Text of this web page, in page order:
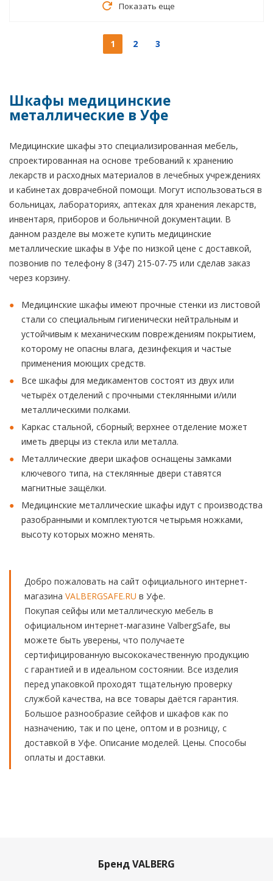
Показать еще
1 2 3
Шкафы медицинские
металлические в Уфе
Медицинские шкафы это специализированная мебель,
спроектированная на основе требований к хранению
лекарств и расходных материалов в лечебных учреждениях
и кабинетах доврачебной помощи. Могут использоваться в
больницах, лабораториях, аптеках для хранения лекарств,
инвентаря, приборов и больничной документации. В
данном разделе вы можете купить медицинские
металлические шкафы в Уфе по низкой цене с доставкой,
позвонив по телефону 8 (347) 215-07-75 или сделав заказ
через корзину.
Медицинские шкафы имеют прочные стенки из листовой
стали со специальным гигиенически нейтральным и
устойчивым к механическим повреждениям покрытием,
которому не опасны влага, дезинфекция и частые
применения моющих средств.
Все шкафы для медикаментов состоят из двух или
четырёх отделений с прочными стеклянными и/или
металлическими полками.
Каркас стальной, сборный; верхнее отделение может
иметь дверцы из стекла или металла.
Металлические двери шкафов оснащены замками
ключевого типа, на стеклянные двери ставятся
магнитные защёлки.
Медицинские металлические шкафы идут с производства
разобранными и комплектуются четырьмя ножками,
высоту которых можно менять.
Добро пожаловать на сайт официального интернет-
магазина VALBERGSAFE.RU в Уфе.
Покупая сейфы или металлическую мебель в
официальном интернет-магазине ValbergSafe, вы
можете быть уверены, что получаете
сертифицированную высококачественную продукцию
с гарантией и в идеальном состоянии. Все изделия
перед упаковкой проходят тщательную проверку
службой качества, на все товары даётся гарантия.
Большое разнообразие сейфов и шкафов как по
назначению, так и по цене, оптом и в розницу, с
доставкой в Уфе. Описание моделей. Цены. Способы
оплаты и доставки.
Бренд VALBERG